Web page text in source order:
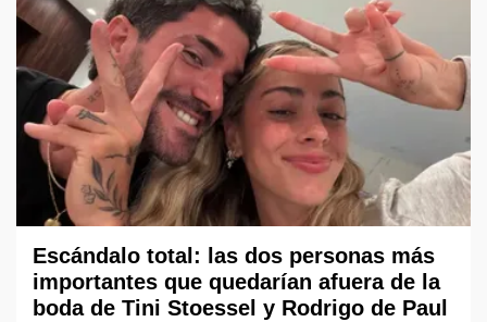
Escándalo total: las dos personas más
importantes que quedarían afuera de la
boda de Tini Stoessel y Rodrigo de Paul